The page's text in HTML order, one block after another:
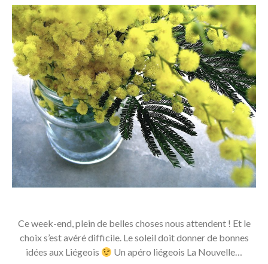
Ce week-end, plein de belles choses nous attendent ! Et le
choix s’est avéré difficile. Le soleil doit donner de bonnes
idées aux Liégeois
Un apéro liégeois La Nouvelle…